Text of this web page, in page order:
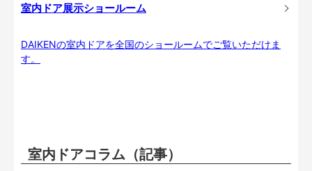
室内ドア展示ショールーム
DAIKENの室内ドアを全国のショールームでご覧いただけま
す。
室内ドアコラム（記事）